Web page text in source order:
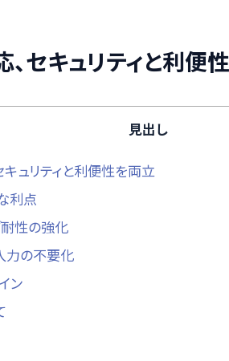
セキュリティと利便
見出し
ュリティと利便性を両立
利点
耐性の強化
力の不要化
ン